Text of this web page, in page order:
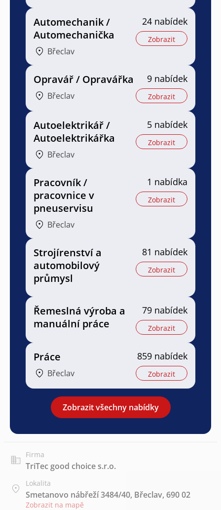
Automechanik /
Automechanička
Břeclav
24 nabídek
Zobrazit
Opravář / Opravářka
Břeclav
9 nabídek
Zobrazit
Autoelektrikář /
Autoelektrikářka
Břeclav
5 nabídek
Zobrazit
Pracovník /
pracovnice v
pneuservisu
Břeclav
1 nabídka
Zobrazit
Strojírenství a
automobilový
průmysl
81 nabídek
Zobrazit
Řemeslná výroba a
manuální práce
79 nabídek
Zobrazit
Práce
Břeclav
859 nabídek
Zobrazit
Zobrazit všechny nabídky
Firma
TriTec good choice s.r.o.
Lokalita
Smetanovo nábřeží 3484/40, Břeclav, 690 02
Zobrazit na mapě